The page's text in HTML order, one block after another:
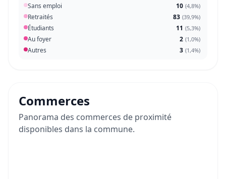
Sans emploi 10 (4,8%)
Retraités 83 (39,9%)
Étudiants 11 (5,3%)
Au foyer 2 (1,0%)
Autres 3 (1,4%)
Commerces
Panorama des commerces de proximité
disponibles dans la commune.